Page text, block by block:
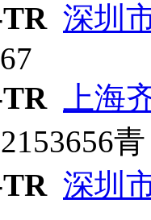
深圳
上海
青
深圳